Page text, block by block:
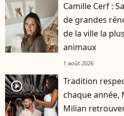
Camille Cerf :
de grandes
de la ville la
animaux
1 août 2026
player2
Tradition
chaque année,
Milian